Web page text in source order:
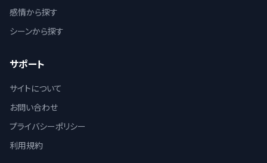
感情から探す
シーンから探す
サポート
サイトについて
お問い合わせ
プライバシーポリシー
利用規約